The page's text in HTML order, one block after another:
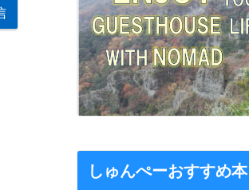
しゅんぺーおすすめ本